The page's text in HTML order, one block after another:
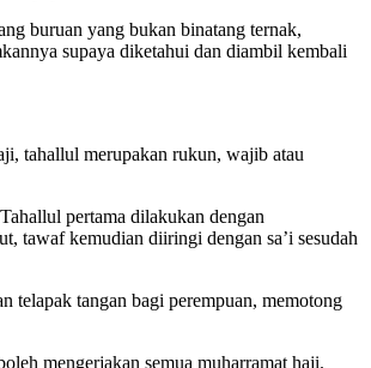
buruan yang bukan binatang ternak,
supaya diketahui dan diambil kembali
tahallul merupakan rukun, wajib atau
pertama dilakukan dengan
tawaf kemudian diiringi dengan sa’i sesudah
telapak tangan bagi perempuan, memotong
mengerjakan semua muharramat haji.